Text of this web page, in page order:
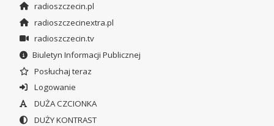
radioszczecin.pl
radioszczecinextra.pl
radioszczecin.tv
Biuletyn Informacji Publicznej
Posłuchaj teraz
Logowanie
DUŻA CZCIONKA
DUŻY KONTRAST